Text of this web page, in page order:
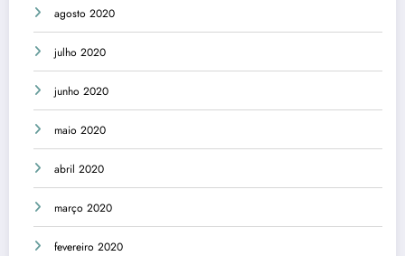
agosto 2020
julho 2020
junho 2020
maio 2020
abril 2020
março 2020
fevereiro 2020